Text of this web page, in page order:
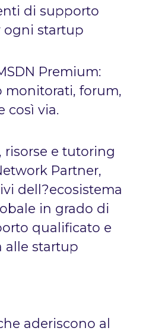
di supporto
ogni startup
Premium:
monitorati, forum,
così via.
risorse e tutoring
Partner,
dell?ecosistema
in grado di
qualificato e
alle startup
aderiscono al